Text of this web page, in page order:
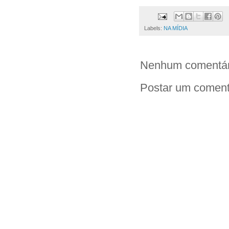
Labels: NA MÍDIA
Nenhum
Postar um